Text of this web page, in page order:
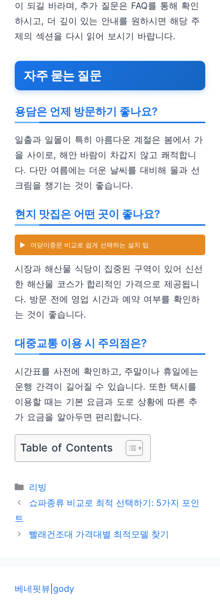
이 되길 바라며, 추가 질문은 FAQ를 통해 확인
하시고, 더 깊이 있는 안내를 원하시면 해당 주
제의 섹션을 다시 읽어 보시기 바랍니다.
자주 묻는 질문
용담은 언제 방문하기 좋나요?
일출과 일몰이 특히 아름다운 계절은 봄에서 가
을 사이로, 해안 바람이 차갑지 않고 쾌적합니
다. 다만 여름에는 더운 날씨를 대비해 물과 선
크림을 챙기는 것이 좋습니다.
현지 맛집은 어떤 곳이 좋나요?
▶️ 여닫이중문 비교로 쉽게 선택하는 설치 팁
시장과 해산물 식당이 집중된 구역이 있어 신선
한 해산물 코스가 합리적인 가격으로 제공됩니
다. 방문 전에 영업 시간과 예약 여부를 확인하
는 것이 좋습니다.
대중교통 이용 시 주의점은?
시간표를 사전에 확인하고, 주말이나 휴일에는
운행 간격이 길어질 수 있습니다. 또한 택시를
이용할 때는 기본 요금과 도로 상황에 따른 추
가 요금을 알아두면 편리합니다.
Table of Contents
카
테
리빙
쇼파종류 비교로 최적 선택하기: 5가지 포인
트
빨래건조대 가격대별 최적모델 찾기
베네핏뷰 gody